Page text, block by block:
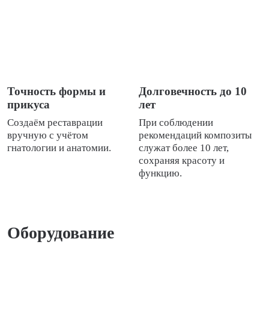
Точность формы и
прикуса
Создаём реставрации
вручную с учётом
гнатологии и анатомии.
Долговечность до 10
лет
При соблюдении
рекомендаций композиты
служат более 10 лет,
сохраняя красоту и
функцию.
Оборудование